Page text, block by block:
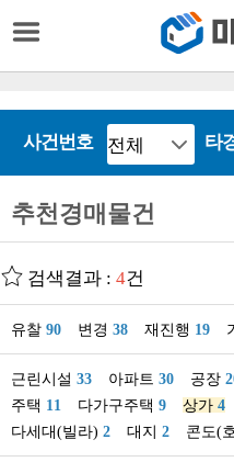
사건번호 타
추천경매물건
검색결과 : 4건
유찰 90 변경 38 재진행 19
근린시설 33 아파트 30 공장
주택 11 다가구주택 9 상가 4
다세대(빌라) 2 대지 2 콘도(